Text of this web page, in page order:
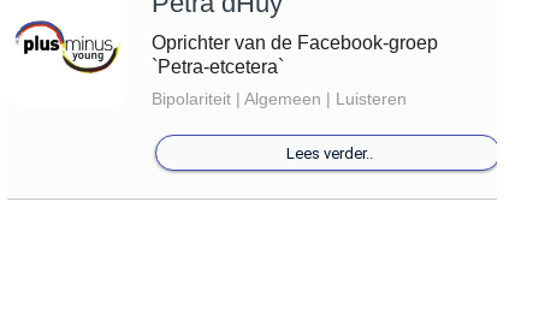
Oprichter van de Facebook-groep
`Petra-etcetera`
Bipolariteit | Algemeen | Luisteren
Lees verder..